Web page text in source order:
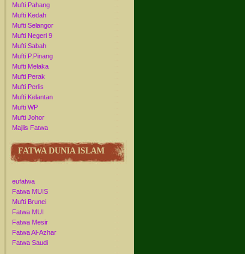
Mufti Pahang
Mufti Kedah
Mufti Selangor
Mufti Negeri 9
Mufti Sabah
Mufti P.Pinang
Mufti Melaka
Mufti Perak
Mufti Perlis
Mufti Kelantan
Mufti WP
Mufti Johor
Majlis Fatwa
FATWA DUNIA ISLAM
eufatwa
Fatwa MUIS
Mufti Brunei
Fatwa MUI
Fatwa Mesir
Fatwa Al-Azhar
Fatwa Saudi